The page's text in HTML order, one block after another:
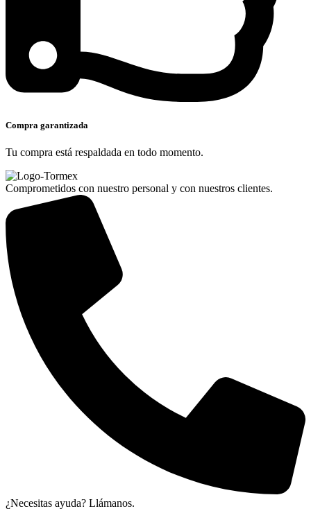
Compra garantizada
Tu compra está respaldada en todo momento.
Comprometidos con nuestro personal y con nuestros clientes.
¿Necesitas ayuda? Llámanos.